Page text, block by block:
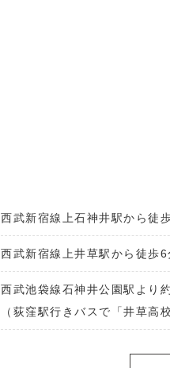
西武新宿線上石神井駅から徒
西武新宿線上井草駅から徒歩6
西武池袋線石神井公園駅より
（荻窪駅行きバスで「井草高